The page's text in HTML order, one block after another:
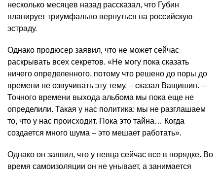
несколько месяцев назад рассказал, что Губин
планирует триумфально вернуться на российскую
эстраду.
Однако продюсер заявил, что не может сейчас
раскрывать всех секретов. «Не могу пока сказать
ничего определенного, потому что решено до поры до
времени не озвучивать эту тему, – сказал Ващишин. –
Точного времени выхода альбома мы пока еще не
определили. Такая у нас политика: мы не разглашаем
то, что у нас происходит. Пока это тайна… Когда
создается много шума – это мешает работать».
Однако он заявил, что у певца сейчас все в порядке. Во
время самоизоляции он не унывает, а занимается